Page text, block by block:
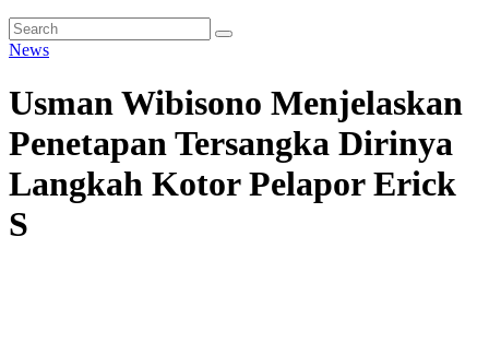
News
Usman Wibisono Menjelaskan
Penetapan Tersangka Dirinya
Langkah Kotor Pelapor Erick
S